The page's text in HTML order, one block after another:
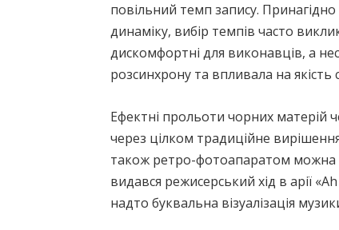
повільний темп запису.
динаміку, вибір темпів часто
дискомфортні для виконавців, а
розсинхрону та впливала на якість
Ефектні прольоти чорних матерій
через цілком традиційне
також ретро-фотоапаратом можна
видався режисерський хід в арії
надто буквальна візуалізація